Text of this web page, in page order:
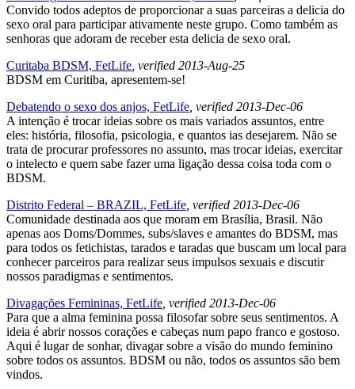
Convido todos adeptos de proporcionar a suas parceiras a delicia do
sexo oral para participar ativamente neste grupo. Como também as
senhoras que adoram de receber esta delicia de sexo oral.
Curitaba BDSM, FetLife , verified 2013-Aug-25
BDSM em Curitiba, apresentem-se!
Debatendo o sexo dos anjos, FetLife , verified 2013-Dec-06
A intenção é trocar ideias sobre os mais variados assuntos, entre
eles: história, filosofia, psicologia, e quantos ias desejarem. Não se
trata de procurar professores no assunto, mas trocar ideias, exercitar
o intelecto e quem sabe fazer uma ligação dessa coisa toda com o
BDSM.
Distrito Federal – BRAZIL, FetLife , verified 2013-Dec-06
Comunidade destinada aos que moram em Brasília, Brasil. Não
apenas aos Doms/Dommes, subs/slaves e amantes do BDSM, mas
para todos os fetichistas, tarados e taradas que buscam um local para
conhecer parceiros para realizar seus impulsos sexuais e discutir
nossos paradigmas e sentimentos.
Divagações Femininas, FetLife , verified 2013-Dec-06
Para que a alma feminina possa filosofar sobre seus sentimentos. A
ideia é abrir nossos corações e cabeças num papo franco e gostoso.
Aqui é lugar de sonhar, divagar sobre a visão do mundo feminino
sobre todos os assuntos. BDSM ou não, todos os assuntos são bem
vindos.